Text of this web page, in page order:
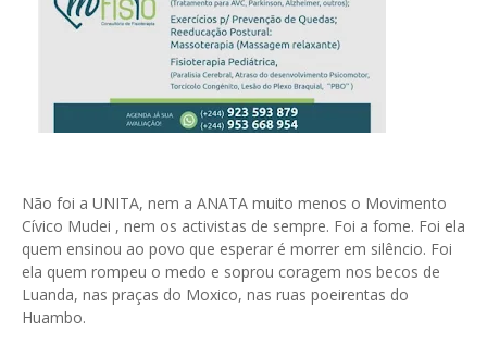
Não foi a UNITA, nem a ANATA muito menos o Movimento
Cívico Mudei , nem os activistas de sempre. Foi a fome. Foi ela
quem ensinou ao povo que esperar é morrer em silêncio. Foi
ela quem rompeu o medo e soprou coragem nos becos de
Luanda, nas praças do Moxico, nas ruas poeirentas do
Huambo.